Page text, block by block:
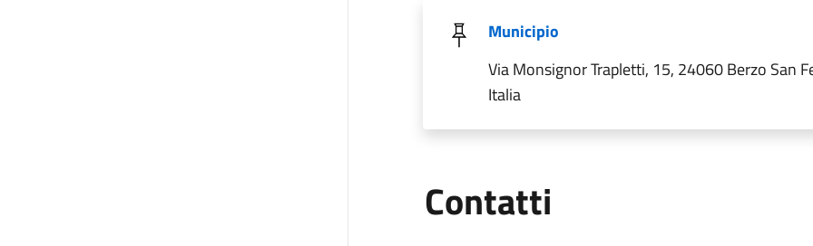
Municipio
Via Monsignor Trapletti, 15, 24060 Berzo San
Italia
Contatti